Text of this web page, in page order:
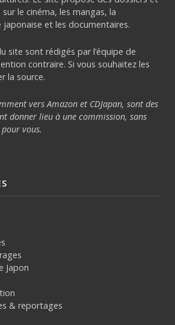
le cinéma, les mangas, la
et les documentaires.
site sont rédigés par l’équipe de
contraire. Si vous souhaitez les
la source.
vers Amazon et CDJapan, sont des
donner lieu à une commission, sans
vous.
Japon
& reportages